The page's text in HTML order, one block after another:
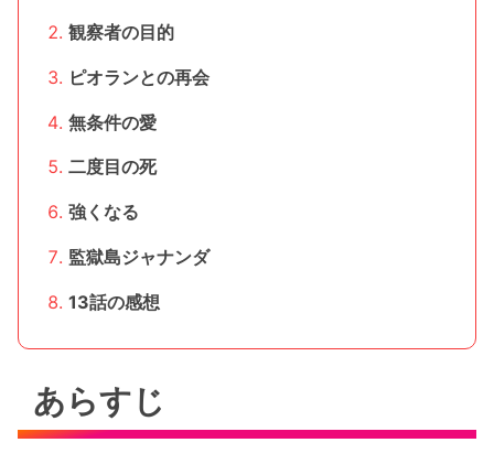
観察者の目的
ピオランとの再会
無条件の愛
二度目の死
強くなる
監獄島ジャナンダ
13話の感想
あらすじ